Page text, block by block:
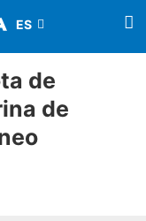
de
de